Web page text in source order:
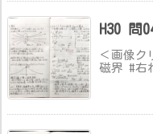
H30 問
＜画像ク
磁界 #右